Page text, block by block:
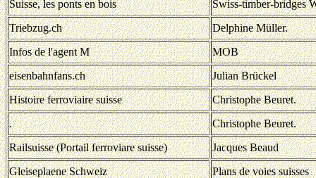
Suisse, les ponts en bois
Swiss-timber-bridges
Triebzug.ch
Delphine Müller.
Infos de l'agent M
MOB
eisenbahnfans.ch
Julian Brückel
Histoire ferroviaire suisse
Christophe Beuret.
.
Christophe Beuret.
Railsuisse (Portail ferroviare suisse)
Jacques Beaud
Gleiseplaene Schweiz
Plans de voies suisses